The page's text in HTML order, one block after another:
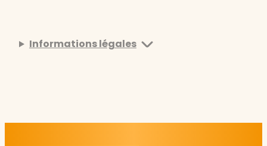
Informations légales